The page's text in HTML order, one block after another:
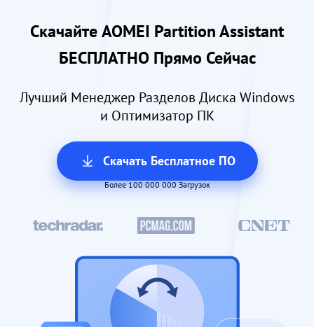
Скачайте AOMEI Partition Assistant
БЕСПЛАТНО Прямо Сейчас
Лучший Менеджер Разделов Диска Windows
и Оптимизатор ПК
Скачать Бесплатное ПО
Более 100 000 000 Загрузок